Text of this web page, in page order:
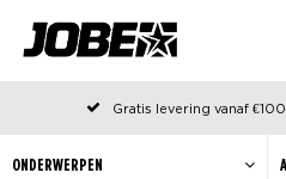
Gratis levering vanaf
Officiële
Op werkdagen voor 12:00 uur
ONDERWERPEN